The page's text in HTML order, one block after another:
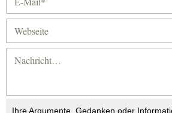
Ihre Argumente, Gedanken oder